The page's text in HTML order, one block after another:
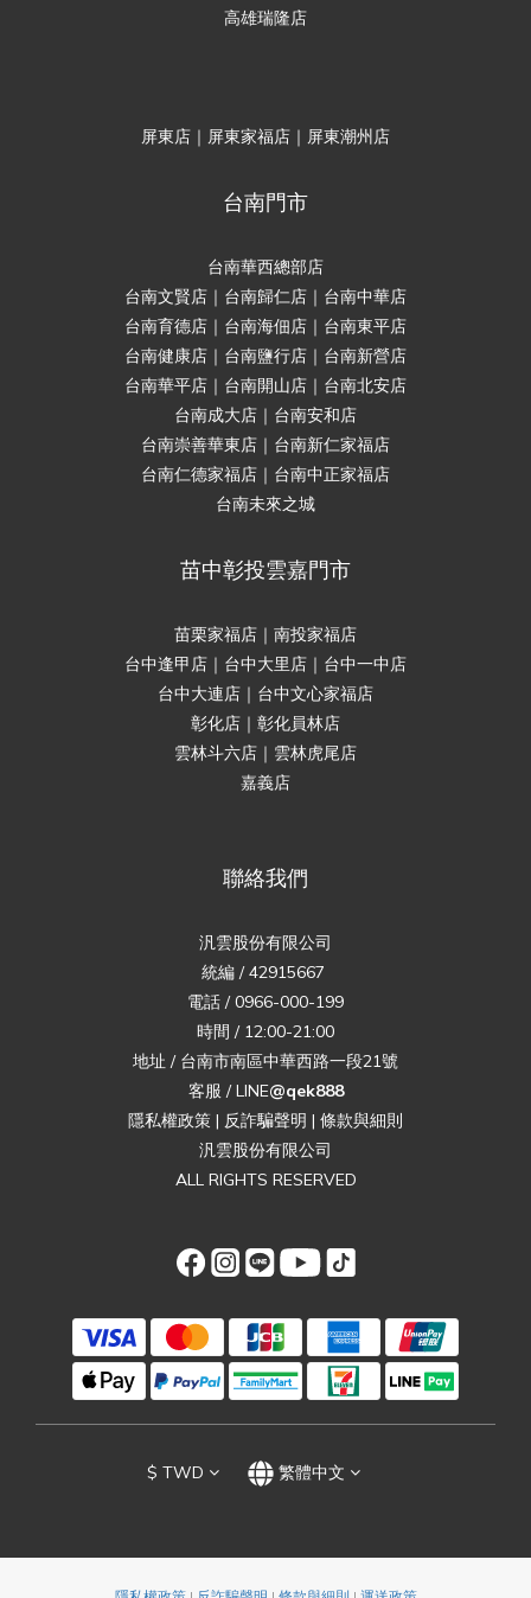
高雄瑞隆店
屏東店｜屏東家福店｜屏東潮州店
台南門市
台南華西總部店
台南文賢店｜台南歸仁店｜台南中華店
台南育德店｜台南海佃店｜台南東平店
台南健康店｜台南鹽行店｜台南新營店
台南華平店｜台南開山店｜台南北安店
台南成大店｜台南安和店
台南崇善華東店｜台南新仁家福店
台南仁德家福店｜台南中正家福店
台南未來之城
苗中彰投雲嘉門市
苗栗家福店｜南投家福店
台中逢甲店｜台中大里店｜台中一中店
台中大連店｜台中文心家福店
彰化店｜彰化員林店
雲林斗六店｜雲林虎尾店
嘉義店
聯絡我們
汎雲股份有限公司
統編 / 42915667
電話 / 0966-000-199
時間 / 12:00-21:00
地址 / 台南市南區中華西路一段21號
客服 / LINE@qek888
隱私權政策 | 反詐騙聲明 | 條款與細則
汎雲股份有限公司
ALL RIGHTS RESERVED
$ TWD 繁體中文